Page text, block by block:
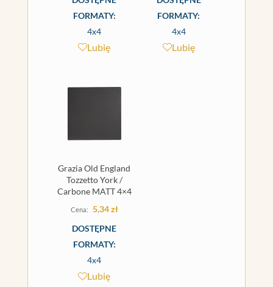
FORMATY:
4x4
Lubię
FORMATY:
4x4
Lubię
Grazia Old England
Tozzetto York /
Carbone MATT 4×4
5,34zł
DOSTĘPNE
FORMATY:
4x4
Lubię